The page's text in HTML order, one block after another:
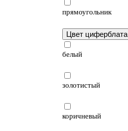
прямоугольник
Цвет циферблата
белый
золотистый
коричневый